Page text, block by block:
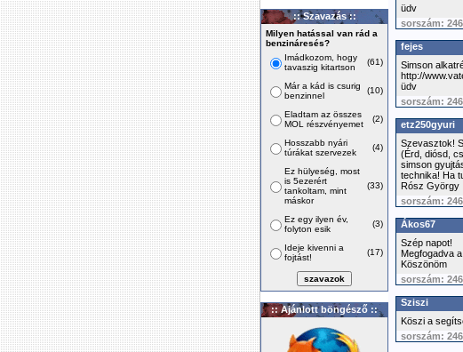
:: Szavazás ::
Milyen hatással van rád a
benzináresés?
Imádkozom, hogy
tavaszig kitartson
(61)
Már a kád is csurig
benzinnel
(10)
Eladtam az összes
MOL részvényemet
(2)
Hosszabb nyári
túrákat szervezek
(4)
Ez hülyeség, most
is 5ezerért
tankoltam, mint
máskor
(33)
Ez egy ilyen év,
folyton esik
(3)
Ideje kivenni a
fojtást!
(17)
:: Ajánlott böngésző ::
üdv
sorszám:
fejes
Simson
http://
üdv
sorszám:
etz250gyuri
Szevasztok!
(Érd, diósd,
simson
technika! Ha
Rósz György
sorszám:
Ákos67
Szép napot!
Megfogadva
Köszönöm
sorszám:
Sziszi
Köszi a
sorszám: